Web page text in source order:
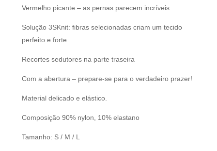
Vermelho picante – as pernas parecem incríveis
Solução 3SKnit: fibras selecionadas criam um tecido
perfeito e forte
Recortes sedutores na parte traseira
Com a abertura – prepare-se para o verdadeiro prazer!
Material delicado e elástico.
Composição 90% nylon, 10% elastano
Tamanho: S / M / L